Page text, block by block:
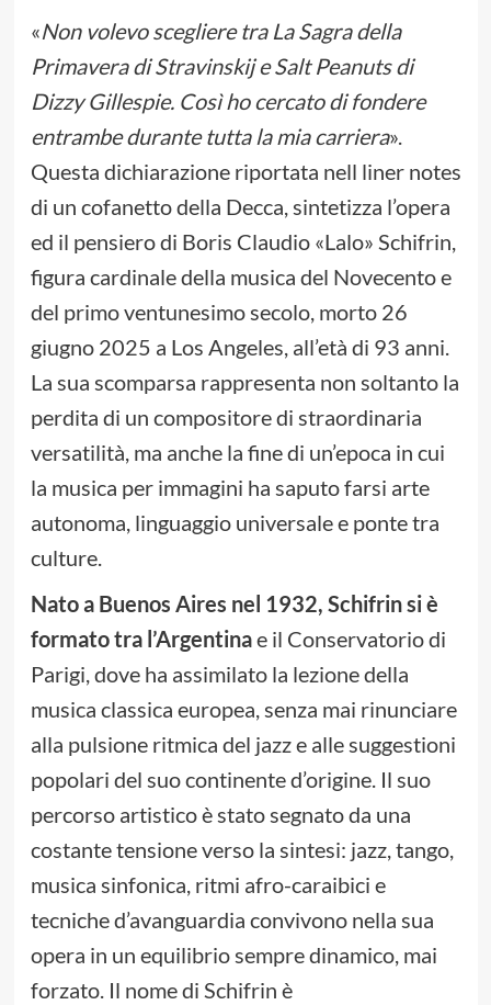
«Non volevo scegliere tra La Sagra della
Primavera di Stravinskij e Salt Peanuts di
Dizzy Gillespie. Così ho cercato di fondere
entrambe durante tutta la mia carriera».
Questa dichiarazione riportata nell liner notes
di un cofanetto della Decca, sintetizza l’opera
ed il pensiero di Boris Claudio «Lalo» Schifrin,
figura cardinale della musica del Novecento e
del primo ventunesimo secolo, morto 26
giugno 2025 a Los Angeles, all’età di 93 anni.
La sua scomparsa rappresenta non soltanto la
perdita di un compositore di straordinaria
versatilità, ma anche la fine di un’epoca in cui
la musica per immagini ha saputo farsi arte
autonoma, linguaggio universale e ponte tra
culture.
Nato a Buenos Aires nel 1932, Schifrin si è
formato tra l’Argentinae il Conservatorio di
Parigi, dove ha assimilato la lezione della
musica classica europea, senza mai rinunciare
alla pulsione ritmica del jazz e alle suggestioni
popolari del suo continente d’origine. Il suo
percorso artistico è stato segnato da una
costante tensione verso la sintesi: jazz, tango,
musica sinfonica, ritmi afro-caraibici e
tecniche d’avanguardia convivono nella sua
opera in un equilibrio sempre dinamico, mai
forzato. Il nome di Schifrin è